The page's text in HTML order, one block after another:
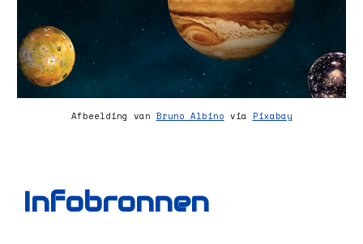
Afbeelding van Bruno Albino via Pixabay
Infobronnen